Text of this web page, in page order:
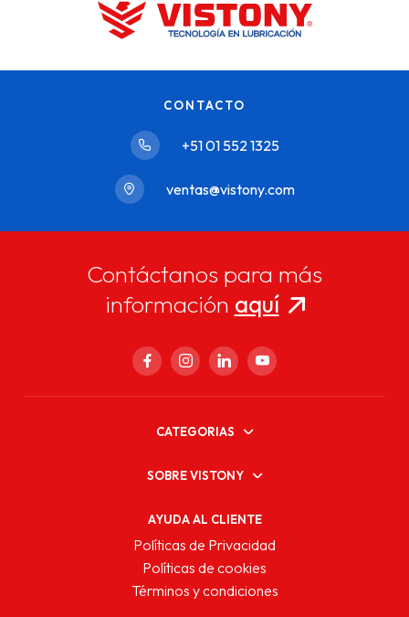
CONTACTO
+51 01 552 1325
ventas@vistony.com
Contáctanos para más
información aquí
CATEGORIAS
SOBRE VISTONY
AYUDA AL CLIENTE
Políticas de Privacidad
Políticas de cookies
Términos y condiciones